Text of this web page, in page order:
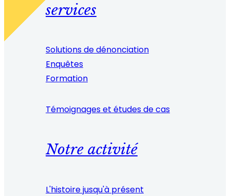
services
Solutions de dénonciation
Enquêtes
Formation
Témoignages et études de cas
Notre activité
L'histoire jusqu'à présent